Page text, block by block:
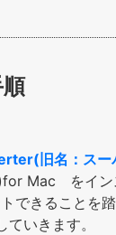
旧名：ス
Mac をイン
できることを
いきます。